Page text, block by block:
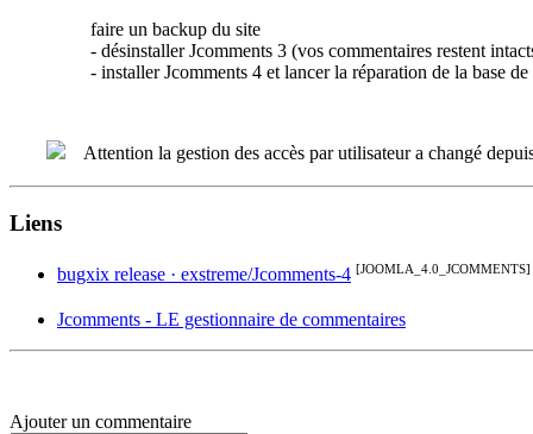
faire un backup du site
- désinstaller Jcomments 3 (vos commentaires restent
- installer Jcomments 4 et lancer la réparation de la base de
Attention la gestion des accès par utilisateur a changé
Liens
bugxix release · exstreme/Jcomments-4 [JOOMLA_4.0_JCOMMENTS]
Jcomments - LE gestionnaire de commentaires
Ajouter un commentaire